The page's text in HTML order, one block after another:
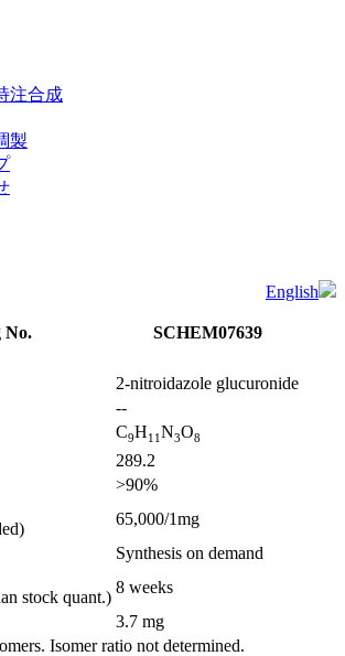
注合成
製
English
No. SCHEM07639
2-nitroidazole glucuronide
--
C9H1 1N3O8
289.2
>90%
65,000/1mg
Synthesis on demand
stock quant.)
8 weeks
3.7 mg
Isomer ratio not determined.